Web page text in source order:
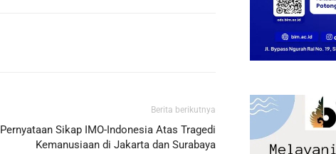
Berita berikutnya
Pernyataan Sikap IMO-Indonesia Atas Tragedi
Kemanusiaan di Jakarta dan Surabaya